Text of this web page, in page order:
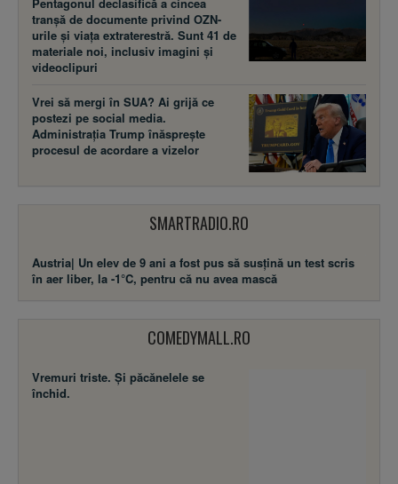
tranșă de documente privind OZN-
urile și viața extraterestră. Sunt 41 de
materiale noi, inclusiv imagini și
videoclipuri
Vrei să mergi în SUA? Ai grijă ce
postezi pe social media.
Administrația Trump înăsprește
procesul de acordare a vizelor
SMARTRADIO.RO
Austria| Un elev de 9 ani a fost pus să susţină un test scris
în aer liber, la -1°C, pentru că nu avea mască
COMEDYMALL.RO
Vremuri triste. Şi păcănelele se
închid.